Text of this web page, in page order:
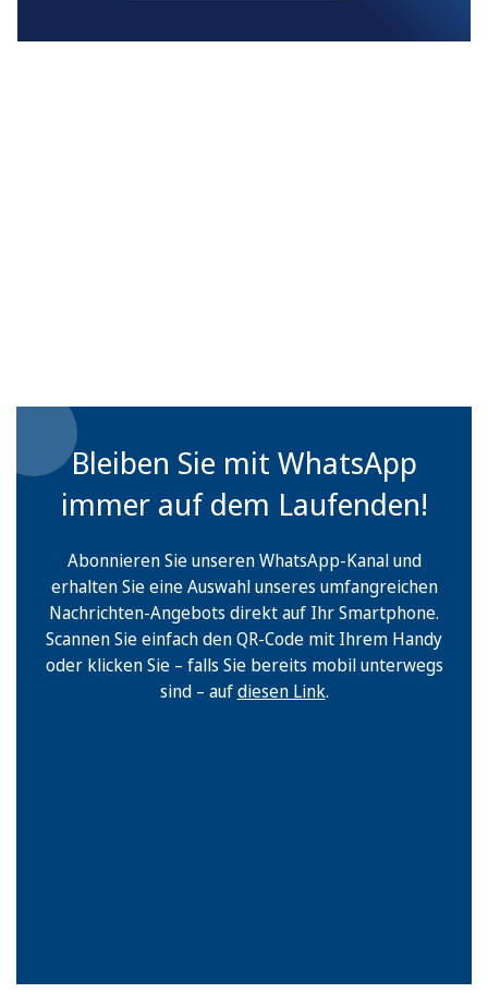
Bleiben Sie mit WhatsApp
immer auf dem Laufenden!
Abonnieren Sie unseren WhatsApp-Kanal und
erhalten Sie eine Auswahl unseres umfangreichen
Nachrichten-Angebots direkt auf Ihr Smartphone.
Scannen Sie einfach den QR-Code mit Ihrem Handy
oder klicken Sie – falls Sie bereits mobil unterwegs
sind – aufdiesen Link.